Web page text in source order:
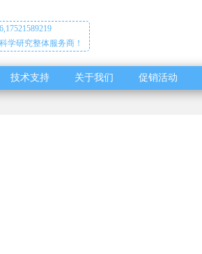
学研究整体服务商！
技术支持 关于我们 促销活动